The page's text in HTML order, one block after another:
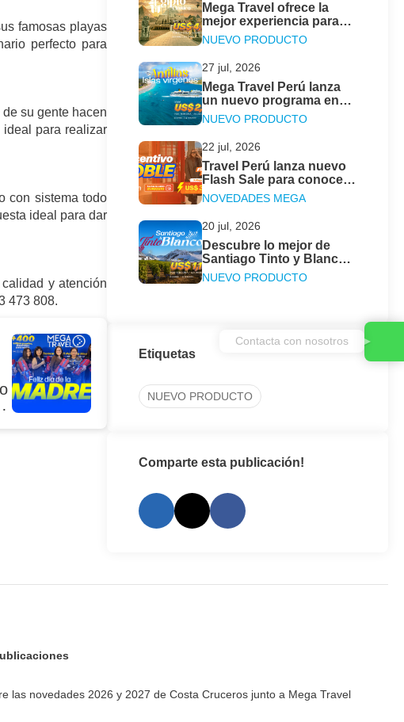
famosas playas
perfecto para
su gente hacen
ideal para realizar
con sistema todo
ideal para dar
y atención
473 808.
Mega Travel ofrece la
mejor experiencia para
descubrir Turquía y
Egipto Clásico este 2026
NUEVO PRODUCTO
27 jul, 2026
Mega Travel Perú lanza
un nuevo programa en
crucero para descubrir
las Antillas & Islas
Vírgenes
NUEVO PRODUCTO
22 jul, 2026
Travel Perú lanza nuevo
Flash Sale para conocer
las ciudades más
emblemáticas en el Gran
Tour de Europa
NOVEDADES MEGA
20 jul, 2026
Descubre lo mejor de
Santiago Tinto y Blanco
con el nuevo programa
de Mega Travel Perú
NUEVO PRODUCTO
Etiquetas
NUEVO PRODUCTO
Comparte esta publicación!
las novedades 2026 y 2027 de Costa Cruceros junto a Mega Travel